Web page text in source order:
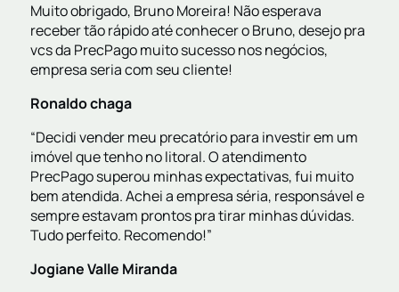
Muito obrigado, Bruno Moreira! Não esperava
receber tão rápido até conhecer o Bruno, desejo pra
vcs da PrecPago muito sucesso nos negócios,
empresa seria com seu cliente!
Ronaldo chaga
“Decidi vender meu precatório para investir em um
imóvel que tenho no litoral. O atendimento
PrecPago superou minhas expectativas, fui muito
bem atendida. Achei a empresa séria, responsável e
sempre estavam prontos pra tirar minhas dúvidas.
Tudo perfeito. Recomendo!”
Jogiane Valle Miranda